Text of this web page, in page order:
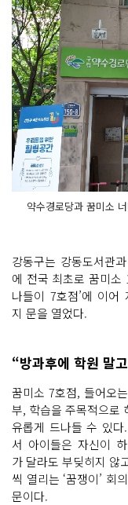
약수경로당과 꿈미소
강동구는 강동도서관
에 전국 최초로 꿈미소
나들이 7호점’에 이어
지 문을 열었다.
“방과후에 학원 말
꿈미소 7호점, 들어오
부, 학습을 주목적으로
유롭게 드나들 수 있
서 아이들은 자신이
가 달라도 부딪히지 않
씩 열리는 ‘꿈쟁이’ 회
문이다.